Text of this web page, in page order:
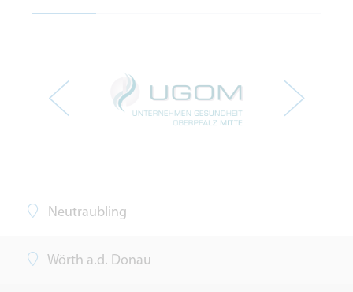
Neutraubling
Wörth a.d. Donau